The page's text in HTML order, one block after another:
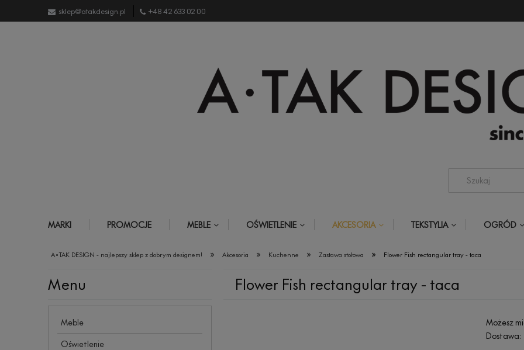
sklep@atakdesign.pl +48 42 633 02 00
MARKI PROMOCJE MEBLE OŚWIETLENIE AKCESORIA TEKSTYLIA OGRÓD
A•TAK DESIGN - najlepszy sklep z dobrym designem! » Akcesoria » Kuchenne » Zastawa stołowa » Flower Fish rectangular tray - taca
Menu
Meble
Oświetlenie
Flower Fish rectangular tray - taca
Możesz
Dostawa: